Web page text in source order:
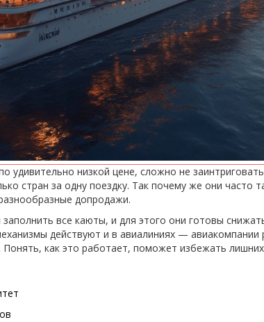
удивительно низкой цене, сложно не
стран за одну поездку. Так почему же они часто
допродажи.
заполнить все каюты, и для этого они готовы
действуют и в авиалиниях —
Понять, как это работает, поможет избежать